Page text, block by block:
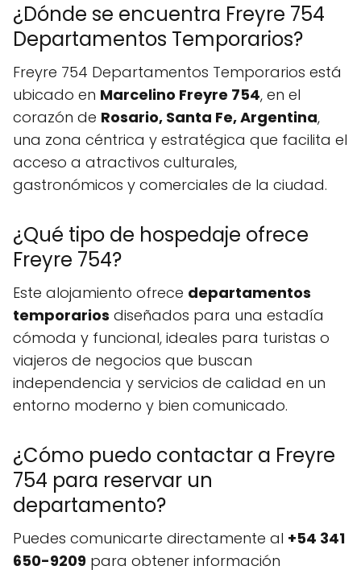
¿Dónde se encuentra Freyre 754
Departamentos Temporarios?
Freyre 754 Departamentos Temporarios está
ubicado en Marcelino Freyre 754, en el
corazón de Rosario, Santa Fe, Argentina,
una zona céntrica y estratégica que facilita el
acceso a atractivos culturales,
gastronómicos y comerciales de la ciudad.
¿Qué tipo de hospedaje ofrece
Freyre 754?
Este alojamiento ofrece departamentos
temporarios diseñados para una estadía
cómoda y funcional, ideales para turistas o
viajeros de negocios que buscan
independencia y servicios de calidad en un
entorno moderno y bien comunicado.
¿Cómo puedo contactar a Freyre
754 para reservar un
departamento?
Puedes comunicarte directamente al +54 341
650-9209 para obtener información